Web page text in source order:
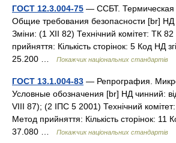
ГОСТ 12.3.004-75 — ССБТ. Термическая
Общие требования безопасности [br] НД
Зміни: (1 XII 82) Технічний комітет: ТК
прийняття: Кількість сторінок: 5 Код НД
25.200 …
Покажчик національних стандартів
ГОСТ 13.1.004-83 — Репрография.
Условные обозначения [br] НД чинний:
VIII 87); (2 ІПС 5 2001) Технічний
Метод прийняття: Кількість сторінок: 11
37.080 …
Покажчик національних стандартів